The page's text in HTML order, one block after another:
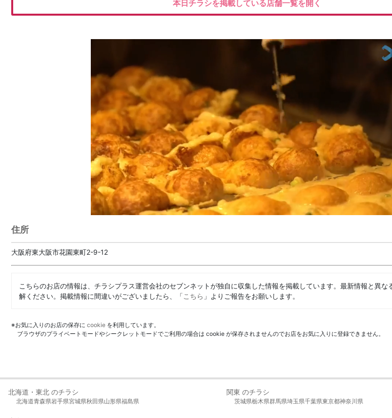
本日チラシを掲載している店舗一覧を開く
住所
大阪府東大阪市花園東町2-9-12
こちらのお店の情報は、チラシプラス運営会社のセブンネットが独自に収集した情報を掲載しています。最新情報と異な
解ください。掲載情報に間違いがございましたら、「こちら 」よりご報告をお願いします。
※お気に入りのお店の保存に cookie を利用しています。
ブラウザのプライベートモードやシークレットモードでご利用の場合は cookie が保存されませんのでお店をお気に入りに登録できません。
北海道・東北 のチラシ
北海道青森県岩手県宮城県秋田県山形県福島県
関東 のチラシ
茨城県栃木県群馬県埼玉県千葉県東京都神奈川県